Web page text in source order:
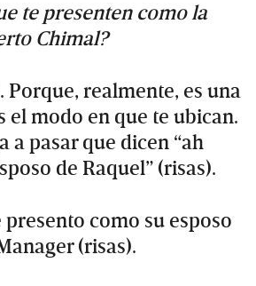
te presenten como la
Chimal?
Porque, realmente, es una
el modo en que te ubican.
a pasar que dicen “ah
de Raquel” (risas).
como su esposo
(risas).